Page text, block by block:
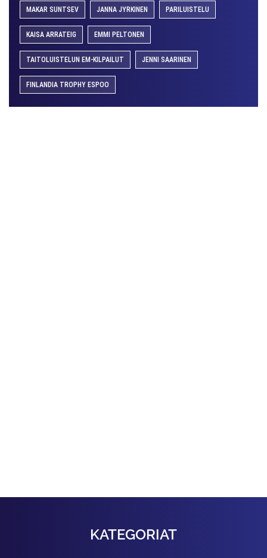
MAKAR SUNTSEV JANNA JYRKINEN PARILUISTELU
KAISA ARRATEIG EMMI PELTONEN
TAITOLUISTELUN EM-KILPAILUT JENNI SAARINEN
FINLANDIA TROPHY ESPOO
KATEGORIAT